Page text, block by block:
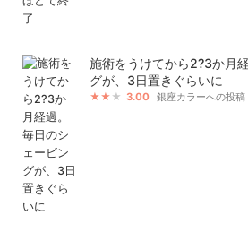
施術をうけてから2?3か月
グが、3日置きぐらいに
3.00 銀座カラーへの投稿